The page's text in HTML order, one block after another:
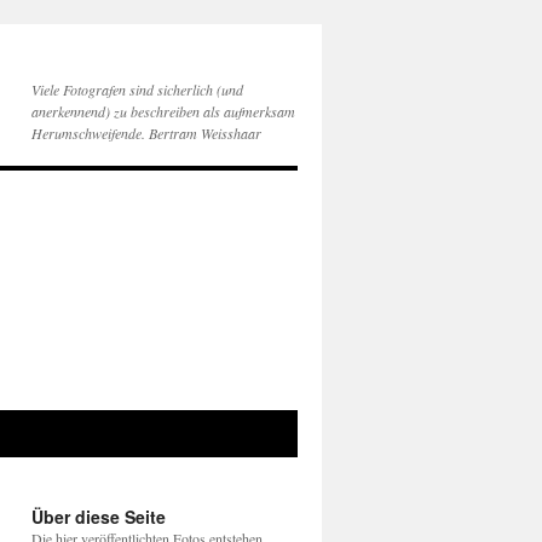
Viele Fotografen sind sicherlich (und
anerkennend) zu beschreiben als aufmerksam
Herumschweifende. Bertram Weisshaar
Über diese Seite